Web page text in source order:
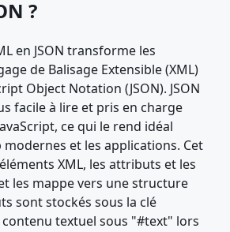
?
en JSON transforme les
de Balisage Extensible (XML)
Object Notation (JSON). JSON
facile à lire et pris en charge
ce qui le rend idéal
modernes et les applications. Cet
XML, les attributs et les
les mappe vers une structure
sont stockés sous la clé
textuel sous "#text" lors